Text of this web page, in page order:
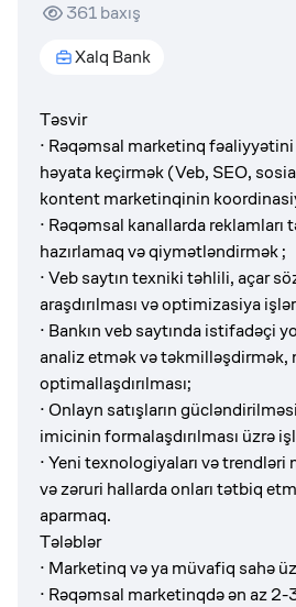
361baxış
Xalq Bank
Təsvir
· Rəqəmsal marketinq
həyata keçirmək (Veb, SEO,
kontent marketinqinin
· Rəqəmsal kanallarda
hazırlamaq və qiymətləndirmək ;
· Veb saytın texniki təhlili, açar
araşdırılması və optimizasiya
· Bankın veb saytında istifadəçi
analiz etmək və
optimallaşdırılması;
· Onlayn satışların
imicinin formalaşdırılması üzrə
· Yeni texnologiyaları və
və zəruri hallarda onları tətbiq
aparmaq.
Tələblər
· Marketinq və ya müvafiq sahə
· Rəqəmsal marketinqdə ən az